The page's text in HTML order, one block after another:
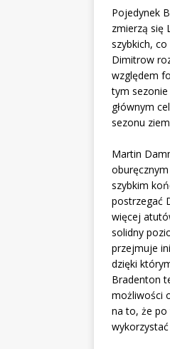
Pojedynek
zmierzą się
szybkich,
Dimitrow
względem
tym
głównym
sezonu
Martin
szybkim
postrzegać
więcej
solidny
przejmuje
dzięki
Bradenton
możliwości
na to, że po